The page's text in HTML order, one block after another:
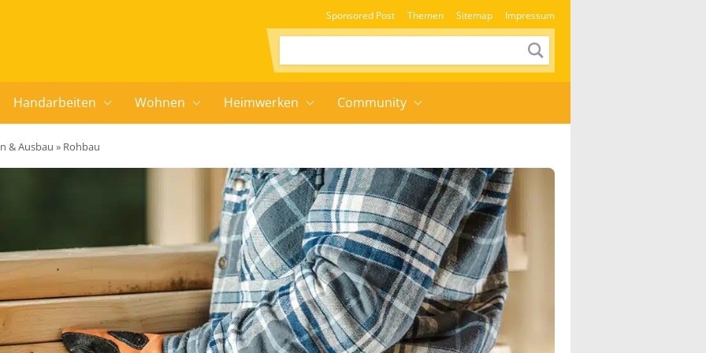
Sponsored Post Themen Sitemap Impressum
Handarbeiten Wohnen Heimwerken Community
& Ausbau » Rohbau